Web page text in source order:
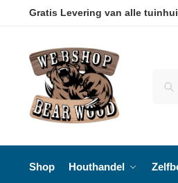
Gratis Levering van alle
Shop Houthandel